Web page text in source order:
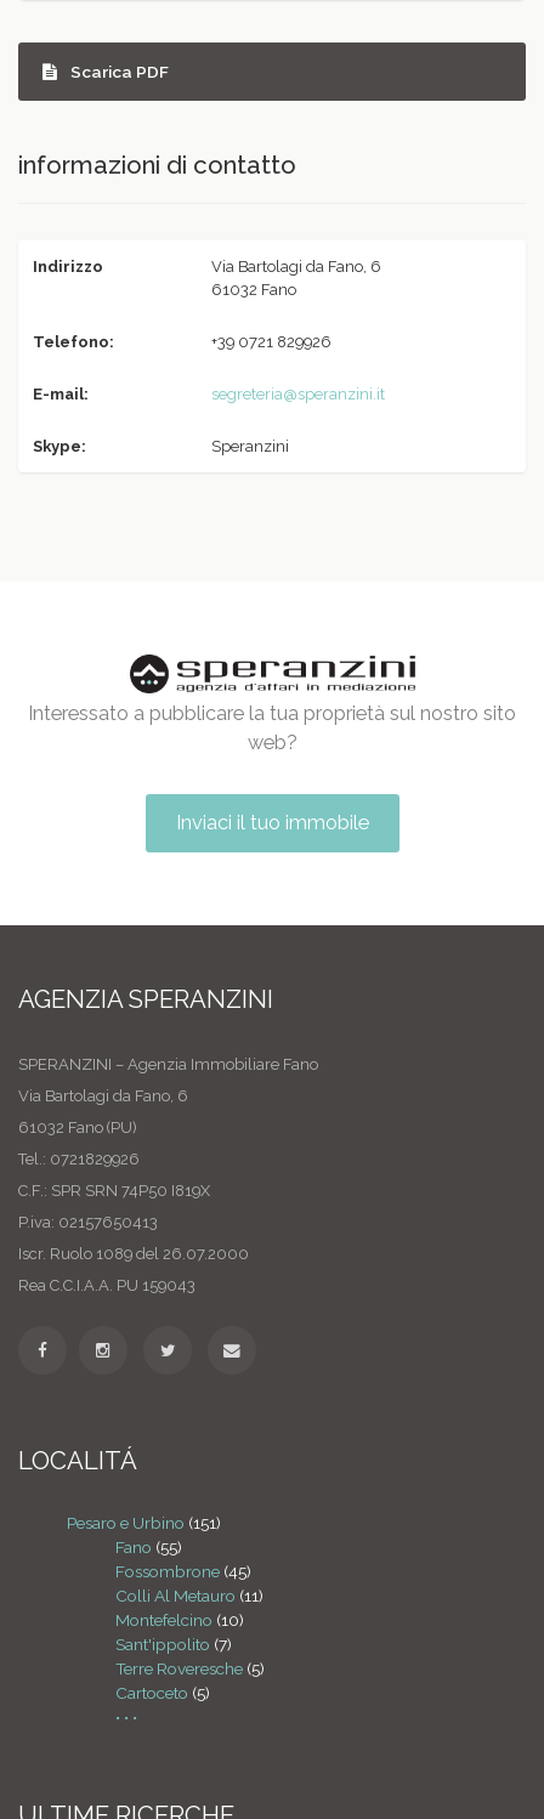
Scarica PDF
informazioni di contatto
Indirizzo
Via Bartolagi da Fano, 6
61032 Fano
Telefono: +39 0721 829926
E-mail: segreteria@speranzini.it
Skype: Speranzini
Interessato a pubblicare la tua proprietà sul nostro sito
web?
Inviaci il tuo immobile
AGENZIA SPERANZINI
SPERANZINI – Agenzia Immobiliare Fano
Via Bartolagi da Fano, 6
61032 Fano (PU)
Tel.: 0721829926
C.F.: SPR SRN 74P50 I819X
P.iva: 02157650413
Iscr. Ruolo 1089 del 26.07.2000
Rea C.C.I.A.A. PU 159043
LOCALITÁ
Pesaro e Urbino (151)
Fano (55)
Fossombrone (45)
Colli Al Metauro (11)
Montefelcino (10)
Sant'ippolito (7)
Terre Roveresche (5)
Cartoceto (5)
• • •